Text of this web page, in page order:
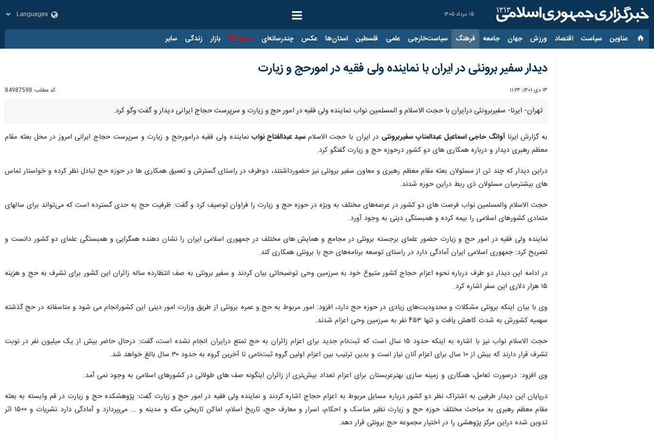
۱۵ مرداد ۱۴۰۵
عناوین‌ سیاست اقتصاد ورزش جهان جامعه فرهنگ سیاست‌خارجی علمی فلسطین استان‌ها عکس چندرسانه‌ای ایرنا TV بازار زندگی سایر
دیدار سفیر برونئی در ایران با نماینده ولی فقیه در امورحج و زیارت
۱۳ دی ۱۴۰۱، ۱۱:۲۴ کد مطلب: 84987598
تهران- ایرنا- سفیربرونئی درایران با حجت الاسلام و المسلمین نواب نماینده ولی فقیه در امور حج و زیارت و سرپرست حجاج ایرانی دیدار و گفت وگو کرد.
به گزارش ایرنا آوانگ حاجی اسماعیل عبدالمناپ سفیربرونئی در ایران با حجت الاسلام سید عبدالفتاح نواب نماینده ولی فقیه درامورحج و زیارت و سرپرست حجاج ایرانی امروز در محل بعثه مقام
معظم رهبری دیدار و درباره همکاری های دو کشور درحوزه حج و زیارت گفتگو کرد.
دراین دیدار که چند تن از مسئولان بعثه مقام معظم رهبری و معاون سفیر برونئی نیز حضورداشتند، دوطرف در راستای گسترش و تعمیق همکاری ها در حوزه حج تبادل نظر کرده و خواستار تماس
های بیشترمیان مسئولان ذی ربط دراین حوزه شدند.
حجت الاسلام والمسلمین نواب فرصت های دو کشور در عرصه‌های مختلف به ویژه در حوزه حج و زیارت را فراوان توصیف کرد و گفت: ظرفیت حج به حدی گسترده است که می‌تواند برای سالهای
متمادی کشورهای اسلامی را بیمه کرده و همبستگی دینی به وجود آورد.
نماینده ولی فقیه در امور حج و زیارت حضور علمای برجسته برونئی در مجامع و همایش های مختلف در جمهوری اسلامی ایران را نشان دهنده همگرایی و همبستگی علمای دو کشور دانست و
تصریح کرد: جمهوری اسلامی ایران آمادگی دارد در راستای توسعه برنامه‌های حج با برونئی همکاری کند.
در ادامه این دیدار دو طرف درباره نحوه اعزام حجاج کشور متبوع خود به سرزمین وحی توضیحاتی بیان کردند و سفیر برونئی به صف انتظارده ساله زائران این کشور برای تشرف به حج و هزینه
۱۵ هزار دلاری این سفر اشاره کرد.
وی با بیان اینکه برونئی مشکلات و محدودیت‌های زیادی در حوزه حج دارد، افزود: امور مربوط به حج و عمره برونئی از طریق وزارت امور دینی این کشورانجام می شود و متاسفانه در حج گذشته
سهمیه کشورش به شدت کاهش یافت و تنها ۴۵۳ نفر به سرزمین وحی اعزام شدند.
حجت الاسلام نواب نیز با اشاره به اینکه حدود ۱۵ سال است که ثبت‌نام جدید برای اعزام زائران به حج تمتع درایران انجام نشده است، گفت: درحال حاضر بیش از یک میلیون نفر در نوبت
تشرف قرار دارند که بیش از ۱۰ سال برای اعزام آنان نیاز است و بدین ترتیب بین اعزام اولین گروه ثبت‌نامی تا آخرین گروه به حدود ۳۰ سال بالغ خواهد شد.
وی افزود: درصورت تعامل، همکاری و زمینه سازی بهترعربستان برای اعزام تعداد بیشتری از زائران اینگونه صف های طولانی در کشورهای اسلامی به وجود نمی آمد.
درپایان این دیدار طرفین به اشتراک نظر دو کشور درباره مسایل مربوط به اعزام حجاج اشاره کردند و نماینده ولی فقیه در امور حج و زیارت گفت: پژوهشکده حج و زیارت در قم وابسته به بعثه
مقام معظم رهبری به مباحث مختلف حوزه حج و زیارت نظیر مناسک و احکام، اسرار و معارف حج، تاریخ اسلام، اماکن تاریخی مکه و مدینه و ... می‌پردازد و آمادگی دارد نشریات و ۱۵۰۰ اثر
تدوین شده دراین مرکز پژوهشی را در اختیار مجموعه حج برونئی قرار دهد.